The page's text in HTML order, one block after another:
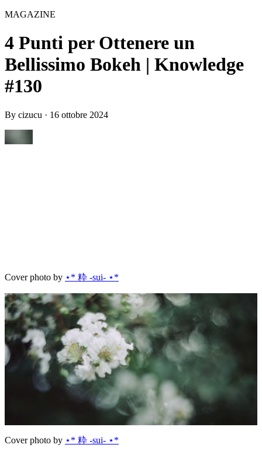
MAGAZINE
4 Punti per Ottenere un
Bellissimo Bokeh | Knowledge
#130
By cizucu · 16 ottobre 2024
Cover photo by ⋆* 粋 -sui- ⋆*
Cover photo by ⋆* 粋 -sui- ⋆*